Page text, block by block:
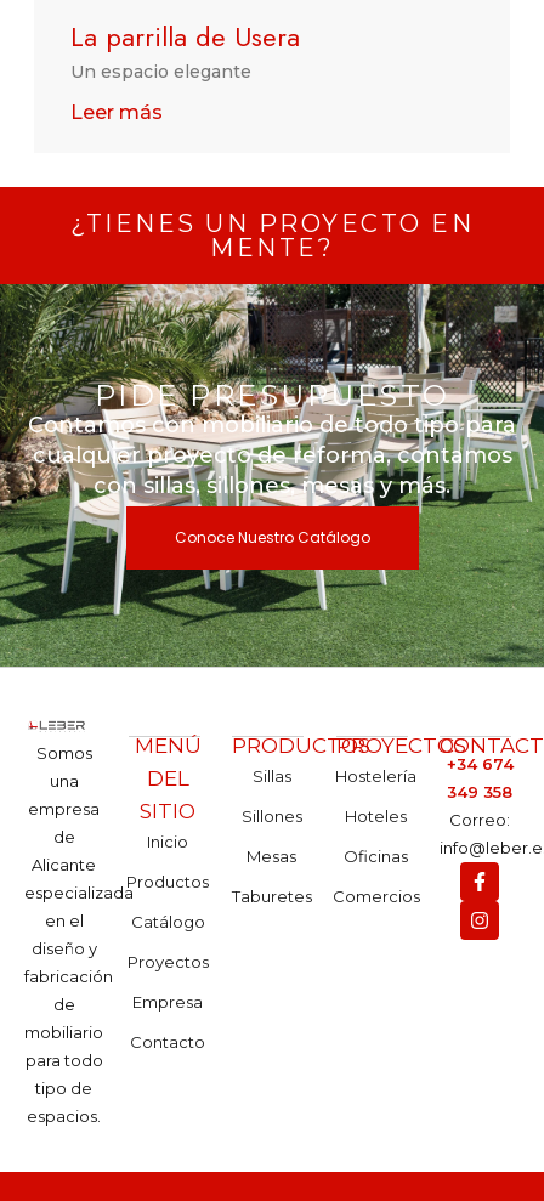
La parrilla de Usera
Un espacio elegante
Leer más
¿TIENES UN PROYECTO EN
MENTE?
PIDE PRESUPUESTO
Contamos con mobiliario de todo tipo para
cualquier proyecto de reforma, contamos
con sillas, sillones, mesas y más.
Conoce Nuestro Catálogo
Somos
una
empresa
de
Alicante
especializada
en el
diseño y
fabricación
de
mobiliario
para todo
tipo de
espacios.
MENÚ
DEL
SITIO
Inicio
Productos
Catálogo
Proyectos
Empresa
Contacto
PRODUCTOS
Sillas
Sillones
Mesas
Taburetes
PROYECTOS
Hostelería
Hoteles
Oficinas
Comercios
+34 674
349 358
Correo: